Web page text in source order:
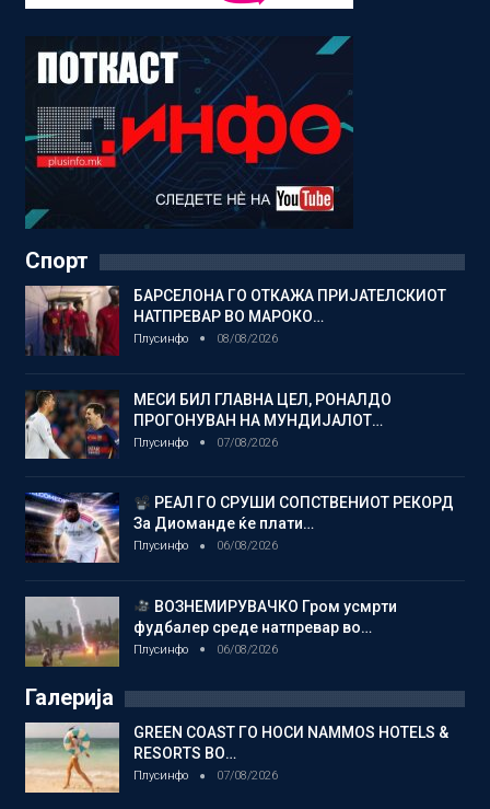
Спорт
БАРСЕЛОНА ГО ОТКАЖА ПРИЈАТЕЛСКИОТ
НАТПРЕВАР ВО МАРОКО…
Плусинфо 08/08/2026
МЕСИ БИЛ ГЛАВНА ЦЕЛ, РОНАЛДО
ПРОГОНУВАН НА МУНДИЈАЛОТ…
Плусинфо 07/08/2026
РЕАЛ ГО СРУШИ СОПСТВЕНИОТ РЕКОРД
За Диоманде ќе плати…
Плусинфо 06/08/2026
ВОЗНЕМИРУВАЧКО Гром усмрти
фудбалер среде натпревар во…
Плусинфо 06/08/2026
Галерија
GREEN COAST ГО НОСИ NAMMOS HOTELS &
RESORTS ВО…
Плусинфо 07/08/2026